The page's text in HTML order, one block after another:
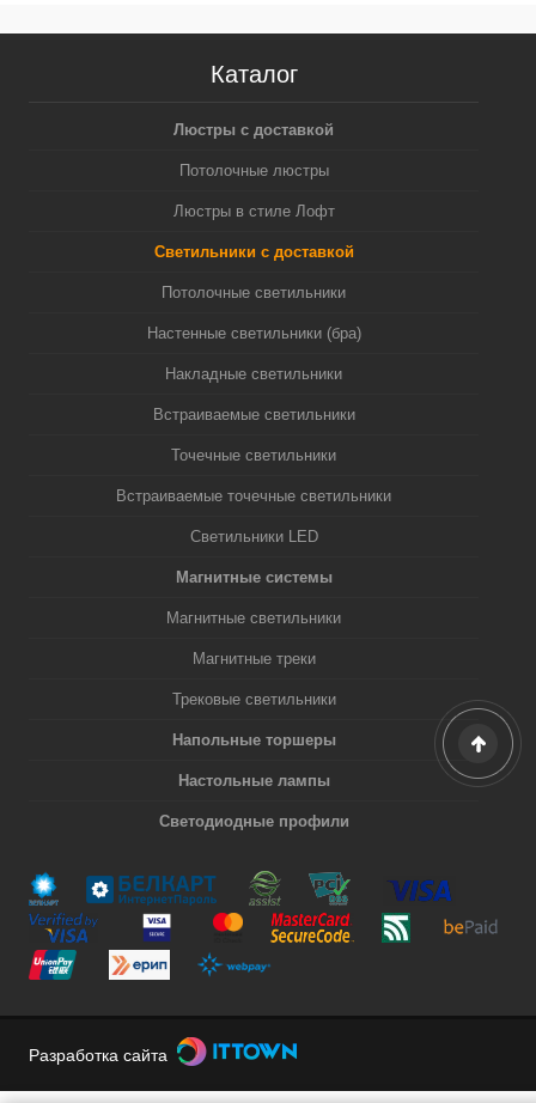
Каталог
Люстры с доставкой
Потолочные люстры
Люстры в стиле Лофт
Светильники с доставкой
Потолочные светильники
Настенные светильники (бра)
Накладные светильники
Встраиваемые светильники
Точечные светильники
Встраиваемые точечные светильники
Светильники LED
Магнитные системы
Магнитные светильники
Магнитные треки
Трековые светильники
Напольные торшеры
Настольные лампы
Светодиодные профили
Разработка сайта